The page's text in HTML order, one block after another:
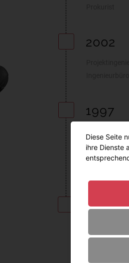
2002
1997
Elektrotechnik,
Fachrichtung
1966
Diese Seite
ihre Dienste